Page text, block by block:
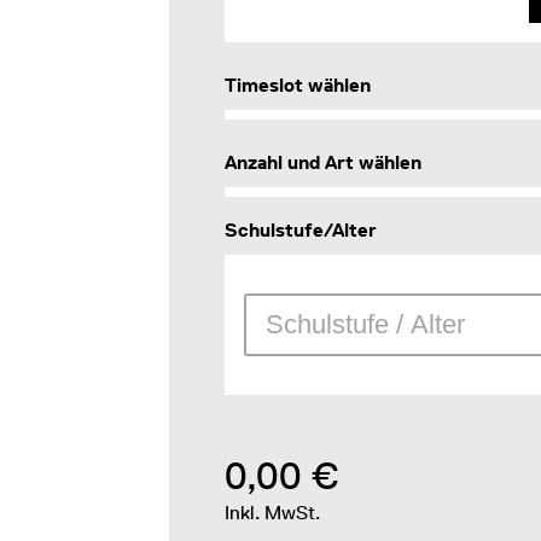
Timeslot wählen
Anzahl und Art wählen
Schulstufe/Alter
0,00 €
Inkl. MwSt.